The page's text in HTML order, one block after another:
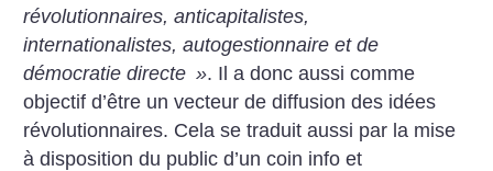
révolutionnaires, anticapitalistes,
internationalistes, autogestionnaire et de
démocratie directe ». Il a donc aussi comme
objectif d’être un vecteur de diffusion des idées
révolutionnaires. Cela se traduit aussi par la mise
à disposition du public d’un coin info et